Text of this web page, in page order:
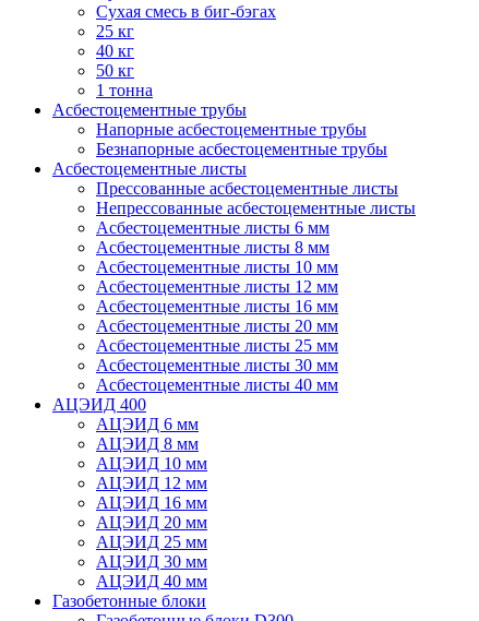
Сухая смесь в биг-бэгах
25 кг
40 кг
50 кг
1 тонна
Асбестоцементные трубы
Напорные асбестоцементные трубы
Безнапорные асбестоцементные трубы
Асбестоцементные листы
Прессованные асбестоцементные листы
Непрессованные асбестоцементные листы
Асбестоцементные листы 6 мм
Асбестоцементные листы 8 мм
Асбестоцементные листы 10 мм
Асбестоцементные листы 12 мм
Асбестоцементные листы 16 мм
Асбестоцементные листы 20 мм
Асбестоцементные листы 25 мм
Асбестоцементные листы 30 мм
Асбестоцементные листы 40 мм
АЦЭИД 400
АЦЭИД 6 мм
АЦЭИД 8 мм
АЦЭИД 10 мм
АЦЭИД 12 мм
АЦЭИД 16 мм
АЦЭИД 20 мм
АЦЭИД 25 мм
АЦЭИД 30 мм
АЦЭИД 40 мм
Газобетонные блоки